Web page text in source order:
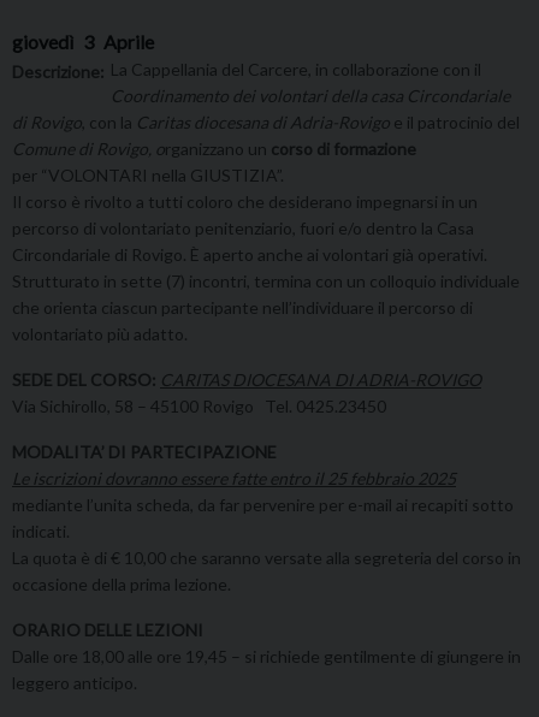
giovedì 3 Aprile
Descrizione: La Cappellania del Carcere, in collaborazione con il
Coordinamento dei volontari della casa Circondariale
di Rovigo , con la Caritas diocesana di Adria-Rovigo e il patrocinio del
Comune di Rovigo, organizzano un corso di formazione
per “VOLONTARI nella GIUSTIZIA”.
Il corso è rivolto a tutti coloro che desiderano impegnarsi in un
percorso di volontariato penitenziario, fuori e/o dentro la Casa
Circondariale di Rovigo. È aperto anche ai volontari già operativi.
Strutturato in sette (7) incontri, termina con un colloquio individuale
che orienta ciascun partecipante nell’individuare il percorso di
volontariato più adatto.
SEDE DEL CORSO: CARITAS DIOCESANA DI ADRIA-ROVIGO
Via Sichirollo, 58 – 45100 Rovigo Tel. 0425.23450
MODALITA’ DI PARTECIPAZIONE
Le iscrizioni dovranno essere fatte entro il 25 febbraio 2025
mediante l’unita scheda, da far pervenire per e-mail ai recapiti sotto
indicati.
La quota è di € 10,00 che saranno versate alla segreteria del corso in
occasione della prima lezione.
ORARIO DELLE LEZIONI
Dalle ore 18,00 alle ore 19,45 – si richiede gentilmente di giungere in
leggero anticipo.